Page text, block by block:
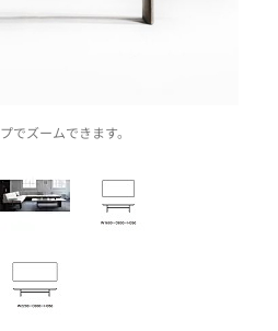
でズームできます。